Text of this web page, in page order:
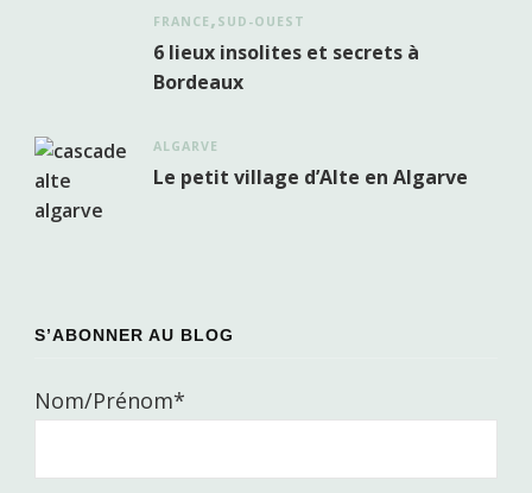
FRANCE SUD-OUEST
6 lieux insolites et secrets à
Bordeaux
ALGARVE
Le petit village d’Alte en Algarve
S’ABONNER AU BLOG
Nom/Prénom*